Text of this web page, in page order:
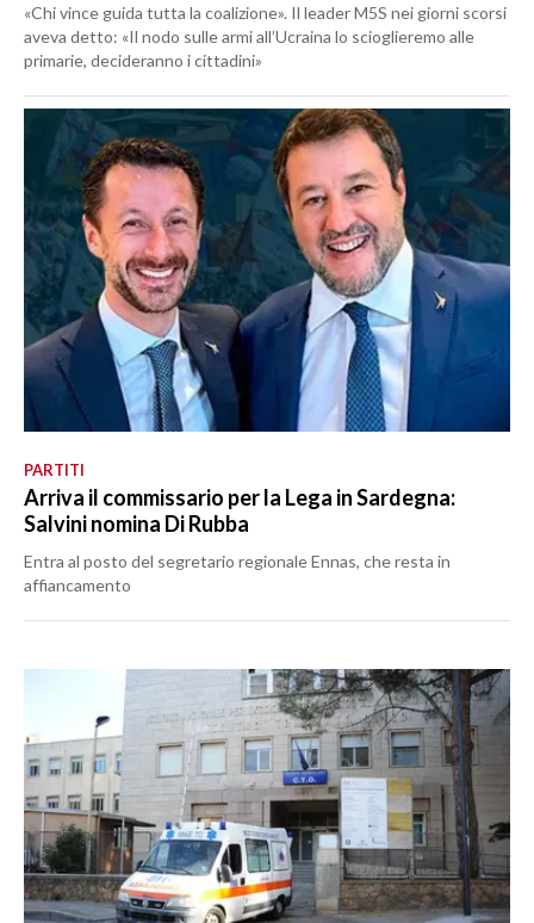
«Chi vince guida tutta la coalizione». Il leader M5S nei giorni scorsi
aveva detto: «Il nodo sulle armi all’Ucraina lo scioglieremo alle
primarie, decideranno i cittadini»
PARTITI
Arriva il commissario per la Lega in Sardegna:
Salvini nomina Di Rubba
Entra al posto del segretario regionale Ennas, che resta in
affiancamento